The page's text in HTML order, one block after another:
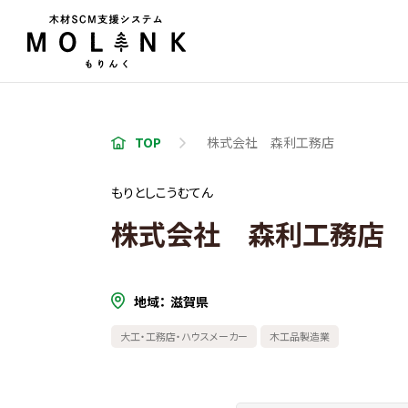
TOP 株式会社 森利工務店
もりとしこうむてん
株式会社 森利工務店
地域 滋賀県
大工・工務店・ハウスメーカー 木工品製造業